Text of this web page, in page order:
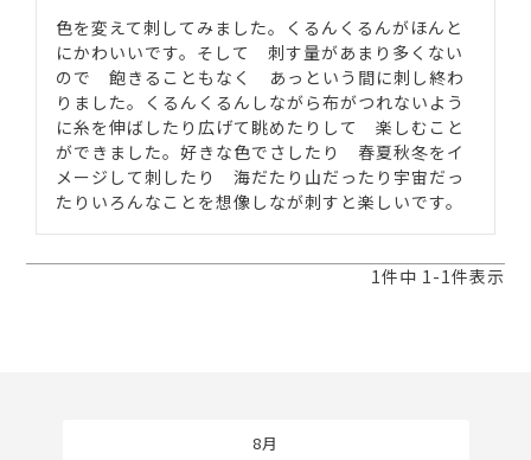
色を変えて刺してみました。くるんくるんがほんと
にかわいいです。そして　刺す量があまり多くない
ので　飽きることもなく　あっという間に刺し終わ
りました。くるんくるんしながら布がつれないよう
に糸を伸ばしたり広げて眺めたりして　楽しむこと
ができました。好きな色でさしたり　春夏秋冬をイ
メージして刺したり　海だたり山だったり宇宙だっ
たりいろんなことを想像しなが刺すと楽しいです。
1件中 1-1件表示
8月